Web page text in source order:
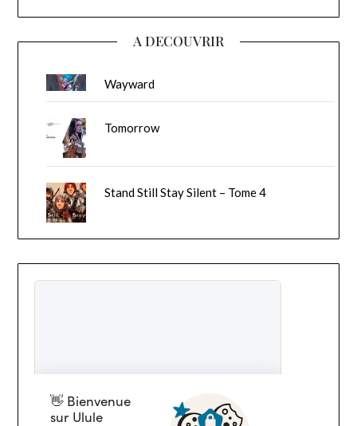
A DECOUVRIR
Wayward
Tomorrow
Stand Still Stay Silent – Tome 4